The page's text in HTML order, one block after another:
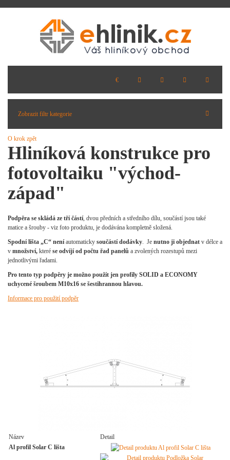
Zobrazit filtr kategorie
O krok zpět
Hliníková konstrukce pro
fotovoltaiku "východ-
západ"
Podpěra se skládá ze tří částí, dvou předních a středního dílu, součástí jsou také
matice a šrouby - viz foto produktu, je dodávána kompletně složená.
Spodní lišta „C“ neníautomaticky součástí dodávky. Je nutno ji objednat v délce a
v množství, které se odvíjí od počtu řad panelů a zvolených rozestupů mezi
jednotlivými řadami.
Pro tento typ podpěry je možno použít jen profily SOLID a ECONOMY
uchycené šroubem M10x16 se šestihrannou hlavou.
Informace pro použití podpěr
Název
Detail
Al profil Solar C lišta